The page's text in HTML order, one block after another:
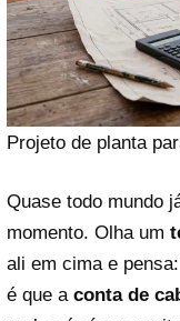
Projeto de planta
Quase todo mundo
momento. Olha um
ali em cima e
é que a conta de